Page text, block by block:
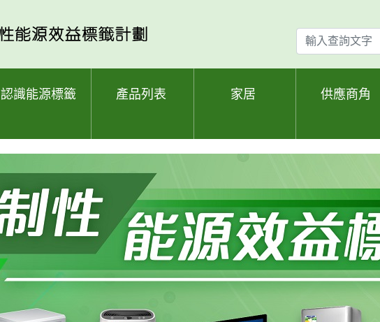
輸
入
查
認識能源標籤 產品列表 家居 供應商角